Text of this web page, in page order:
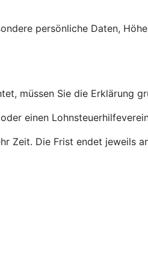
persönliche Daten,
müssen Sie die Erklärung
einen
Zeit. Die Frist endet jeweils